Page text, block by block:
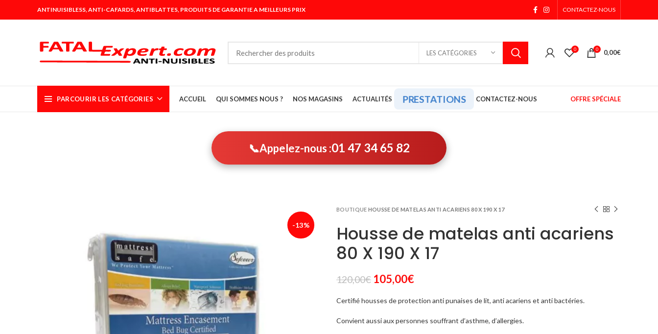
ANTINUISIBLESS, ANTI-CAFARDS, ANTIBLATTES, PRODUITS DE GARANTIE A MEILLEURS PRIX CONTACTEZ-NOUS
LES CATÉGORIES 0 0 0,00€
PARCOURIR LES CATÉGORIES ACCUEIL QUI SOMMES NOUS ? NOS MAGASINS ACTUALITÉS PRESTATIONS CONTACTEZ-NOUS OFFRE SPÉCIALE
📞Appelez-nous :01 47 34 65 82
-13%
BOUTIQUE HOUSSE DE MATELAS ANTI ACARIENS 80 X 190 X 17
Housse de matelas anti acariens
80 X 190 X 17
120,00€ Le
initial
était :
105,00€Le
actuel
est :
Certifié housses de protection anti punaises de lit, anti acariens et anti bactéries.
Convient aussi aux personnes souffrant d’asthme, d’allergies.